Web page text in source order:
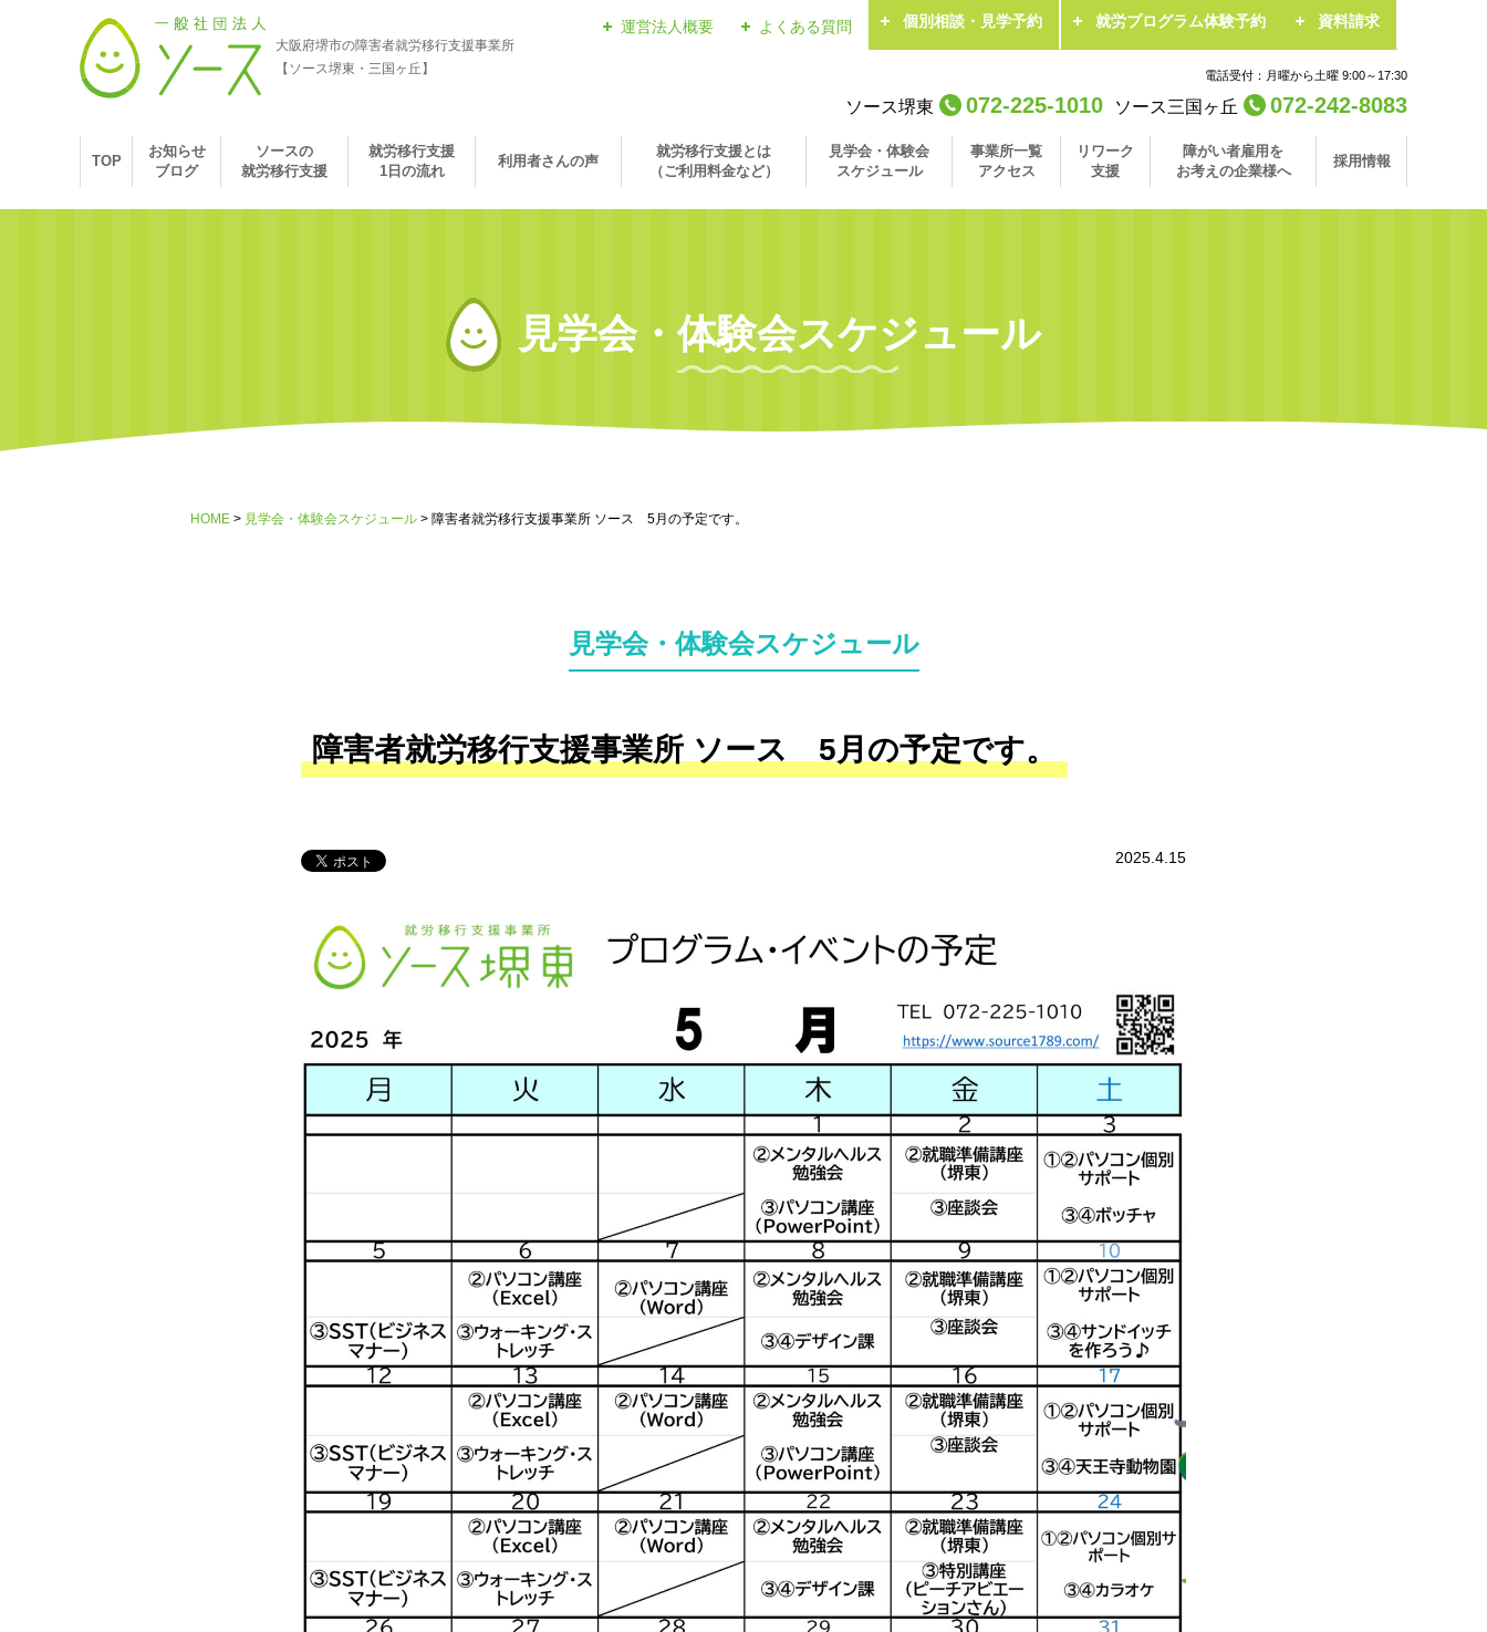
大阪府堺市の障害者就労移行支援事業所
【ソース堺東・三国ヶ丘】
運営法人概要 よくある質問 個別相談・見学予約 就労プログラム体験予約 資料請求
電話受付：月曜から土曜 9:00～17:30
ソース三国ヶ丘 072-242-8083
ソース堺東 072-225-1010
TOP
お知らせ
ブログ
ソースの
就労移行支援
就労移行支援
1日の流れ
利用者さんの声
就労移行支援とは
（ご利用料金など）
見学会・体験会
スケジュール
事業所一覧
アクセス
リワーク
支援
障がい者雇用を
お考えの企業様へ
採用情報
見学会・体験会スケジュール
HOME 見学会・体験会スケジュール 障害者就労移行支援事業所 ソース 5月の予定です。
見学会・体験会スケジュール
障害者就労移行支援事業所 ソース 5月の予定です。
2025.4.15